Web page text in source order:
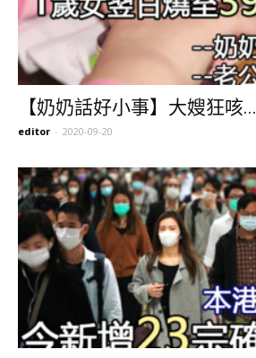
【奶奶話好小事】大嫂狂咳...
editor - 2020-09-20